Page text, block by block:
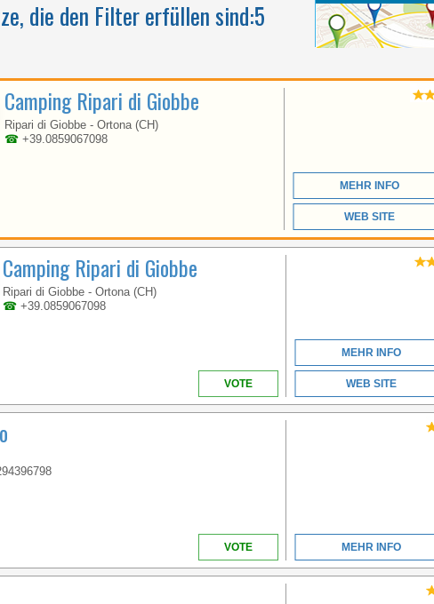
die den Filter erfüllen sind:5
Camping Ripari di Giobbe
Ripari di Giobbe - Ortona (CH)
☎ +39.0859067098
MEHR INFO
WEB SITE
Camping Ripari di Giobbe
Ripari di Giobbe - Ortona (CH)
☎ +39.0859067098
VOTE
MEHR INFO
WEB SITE
VOTE MEHR INFO